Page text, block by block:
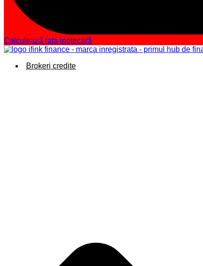
Calculează rata ipotecară
Brokeri credite